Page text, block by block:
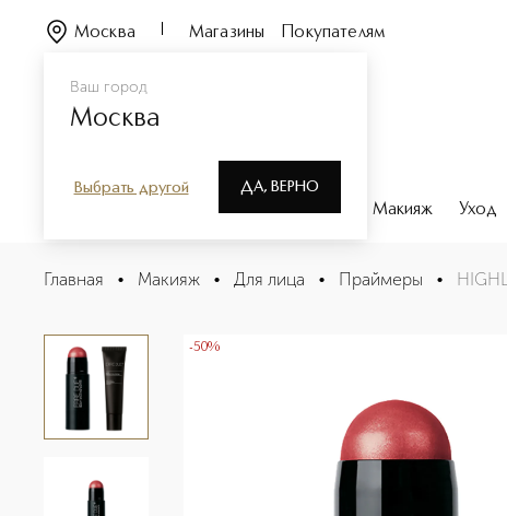
Ваш город
Москва
Выбрать другой ДА, ВЕРНО
Москва Магазины Покупателям
Парфюмерия Макияж Уход
HIGHLIGHTER & PRIMER Набор для макияжа
Описание
Главная • Макияж • Для лица • Праймеры •
-50%